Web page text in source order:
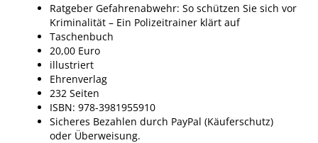
Ratgeber Gefahrenabwehr: So schützen Sie sich vor
Kriminalität – Ein Polizeitrainer klärt auf
Taschenbuch
20,00 Euro
illustriert
Ehrenverlag
232 Seiten
ISBN: 978-3981955910
Sicheres Bezahlen durch PayPal (Käuferschutz)
oder Überweisung.